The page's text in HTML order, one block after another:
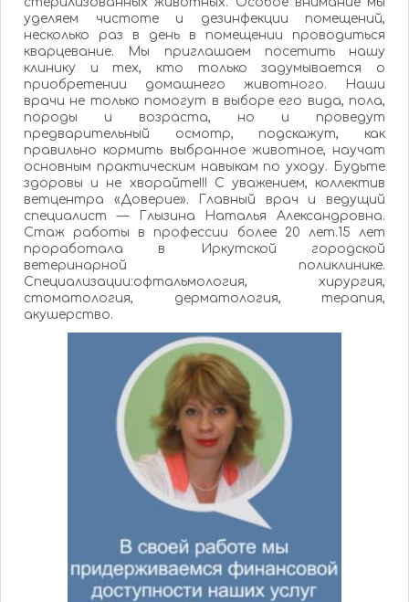
уделяем чистоте и дезинфекции помещений,
несколько раз в день в помещении проводиться
кварцевание. Мы приглашаем посетить нашу
клинику и тех, кто только задумывается о
приобретении домашнего животного. Наши
врачи не только помогут в выборе его вида, пола,
породы и возраста, но и проведут
предварительный осмотр, подскажут, как
правильно кормить выбранное животное, научат
основным практическим навыкам по уходу. Будьте
здоровы и не хворайте!!! С уважением, коллектив
ветцентра «Доверие». Главный врач и ведущий
специалист — Глызина Наталья Александровна.
Стаж работы в профессии более 20 лет.15 лет
проработала в Иркутской городской
ветеринарной поликлинике.
Специализации:офтальмология, хирургия,
стоматология, дерматология, терапия,
акушерство.